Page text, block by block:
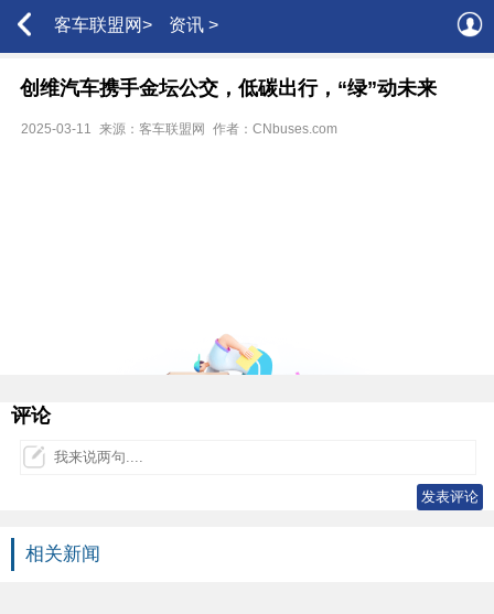
客车联盟网> 资讯 >
创维汽车携手金坛公交，低碳出行，“绿”动未来
2025-03-11 来源：客车联盟网 作者：CNbuses.com
评论
相关新闻